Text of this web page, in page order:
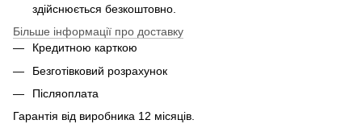
здійснюється безкоштовно.
Більше інформації про доставку
Кредитною карткою
Безготівковий розрахунок
Післяоплата
Гарантія від виробника 12 місяців.